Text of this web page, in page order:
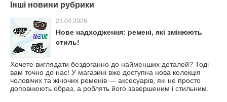
Інші новини рубрики
23.04.2026
Нове надходження: ремені, які змінюють
стиль!
Хочете виглядати бездоганно до найменших деталей? Тоді
вам точно до нас! У магазині вже доступна нова колекція
чоловічих та жіночих ременів — аксесуарів, які не просто
доповнюють образ, а роблять його завершеним і стильним.